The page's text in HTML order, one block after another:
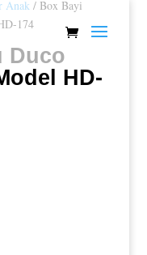
Anak/ Box Bayi
174
Duco
HD-